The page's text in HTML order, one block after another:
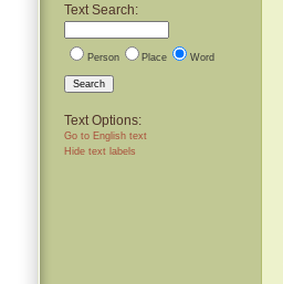
Text Search:
Person Place Word
Search
Text Options:
Go to English text
Hide text labels